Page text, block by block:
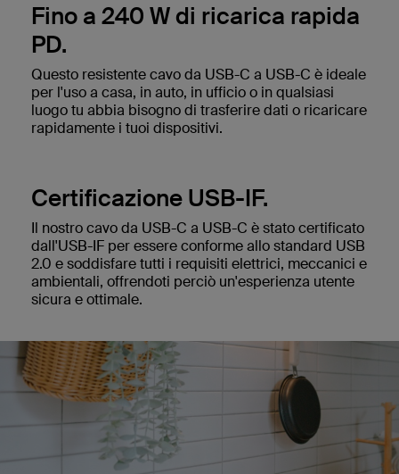
Fino a 240 W di ricarica rapida
PD.
Questo resistente cavo da USB-C a USB-C è ideale
per l'uso a casa, in auto, in ufficio o in qualsiasi
luogo tu abbia bisogno di trasferire dati o ricaricare
rapidamente i tuoi dispositivi.
Certificazione USB-IF.
Il nostro cavo da USB-C a USB-C è stato certificato
dall'USB-IF per essere conforme allo standard USB
2.0 e soddisfare tutti i requisiti elettrici, meccanici e
ambientali, offrendoti perciò un'esperienza utente
sicura e ottimale.